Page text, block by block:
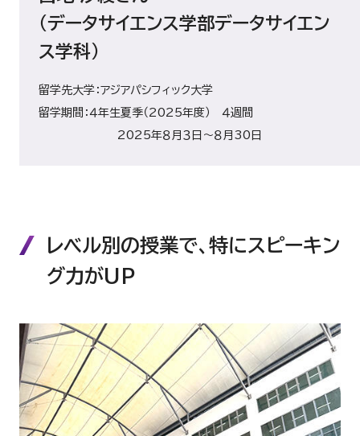
（データサイエンス学部データサイエン
ス学科）
留学先大学：アジアパシフィック大学
留学期間：４年生夏季（2025年度） ４週間
2025年８月３日～８月30日
レベル別の授業で、特にスピーキン
グ力がUP